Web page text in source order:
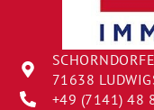
71638
+49 (7141) 48